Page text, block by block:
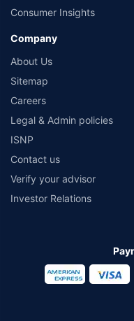
Consumer Insights
Company
About Us
Sitemap
Careers
Legal & Admin policies
ISNP
Contact us
Verify your advisor
Investor Relations